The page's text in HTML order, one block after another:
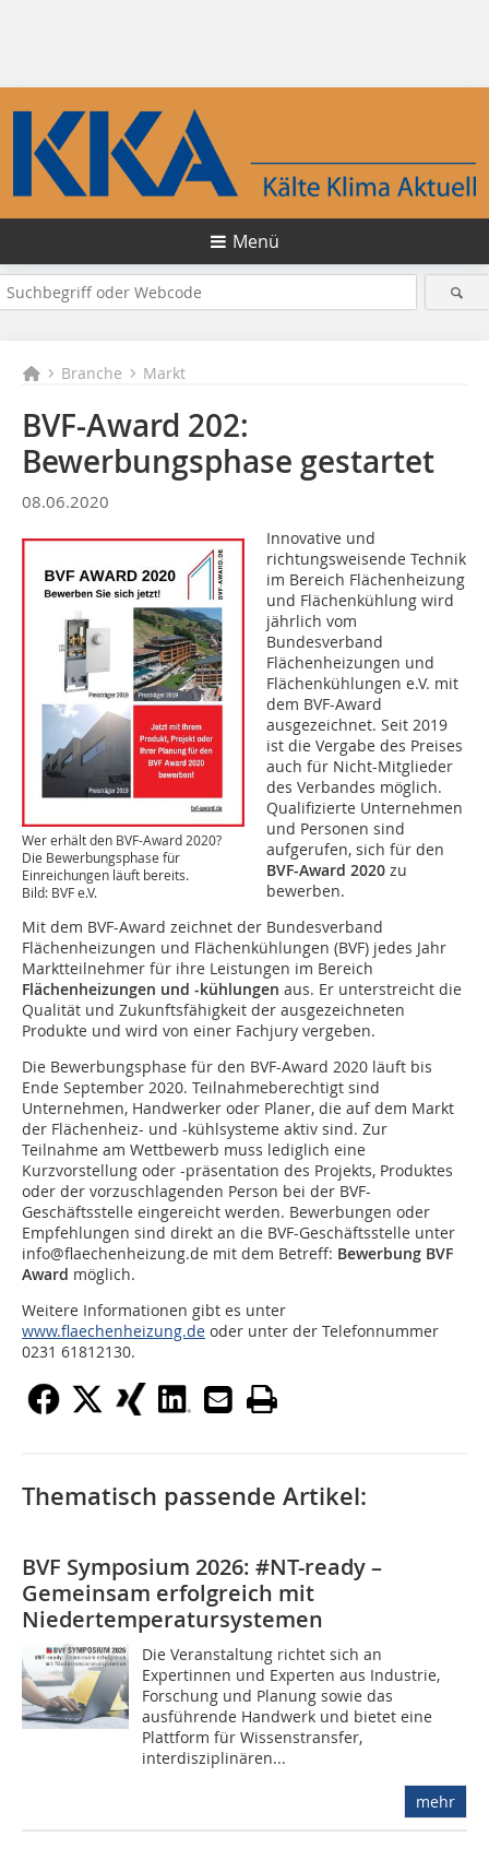
Menü
Branche Markt
BVF-Award 202:
Bewerbungsphase gestartet
08.06.2020
Wer erhält den BVF-Award 2020?
Die Bewerbungsphase für
Einreichungen läuft bereits.
Bild: BVF e.V.
Innovative und
richtungsweisende Technik
im Bereich Flächenheizung
und Flächenkühlung wird
jährlich vom
Bundesverband
Flächenheizungen und
Flächenkühlungen e.V. mit
dem BVF-Award
ausgezeichnet. Seit 2019
ist die Vergabe des Preises
auch für Nicht-Mitglieder
des Verbandes möglich.
Qualifizierte Unternehmen
und Personen sind
aufgerufen, sich für den
BVF-Award 2020 zu
bewerben.
Mit dem BVF-Award zeichnet der Bundesverband
Flächenheizungen und Flächenkühlungen (BVF) jedes Jahr
Marktteilnehmer für ihre Leistungen im Bereich
Flächenheizungen und -kühlungen aus. Er unterstreicht die
Qualität und Zukunftsfähigkeit der ausgezeichneten
Produkte und wird von einer Fachjury vergeben.
Die Bewerbungsphase für den BVF-Award 2020 läuft bis
Ende September 2020. Teilnahmeberechtigt sind
Unternehmen, Handwerker oder Planer, die auf dem Markt
der Flächenheiz- und -kühlsysteme aktiv sind. Zur
Teilnahme am Wettbewerb muss lediglich eine
Kurzvorstellung oder -präsentation des Projekts, Produktes
oder der vorzuschlagenden Person bei der BVF-
Geschäftsstelle eingereicht werden. Bewerbungen oder
Empfehlungen sind direkt an die BVF-Geschäftsstelle unter
info@flaechenheizung.de mit dem Betreff: Bewerbung BVF
Award möglich.
Weitere Informationen gibt es unter
www.flaechenheizung.de oder unter der Telefonnummer
0231 61812130.
Thematisch passende Artikel:
BVF Symposium 2026: #NT-ready –
Gemeinsam erfolgreich mit
Niedertemperatursystemen
Die Veranstaltung richtet sich an
Expertinnen und Experten aus Industrie,
Forschung und Planung sowie das
ausführende Handwerk und bietet eine
Plattform für Wissenstransfer,
interdisziplinären...
mehr